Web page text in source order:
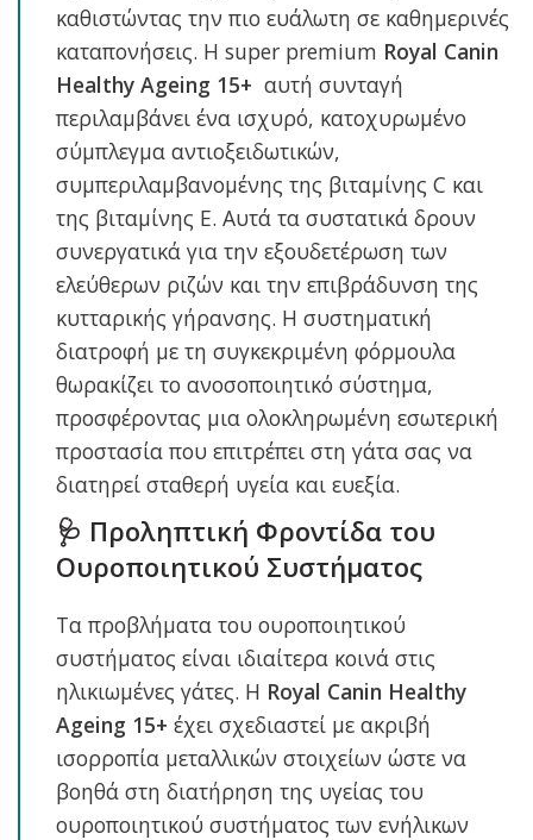
καθιστώντας την πιο ευάλωτη σε καθημερινές
καταπονήσεις. Η super premium Royal Canin
Healthy Ageing 15+ αυτή συνταγή
περιλαμβάνει ένα ισχυρό, κατοχυρωμένο
σύμπλεγμα αντιοξειδωτικών,
συμπεριλαμβανομένης της βιταμίνης C και
της βιταμίνης E. Αυτά τα συστατικά δρουν
συνεργατικά για την εξουδετέρωση των
ελεύθερων ριζών και την επιβράδυνση της
κυτταρικής γήρανσης. Η συστηματική
διατροφή με τη συγκεκριμένη φόρμουλα
θωρακίζει το ανοσοποιητικό σύστημα,
προσφέροντας μια ολοκληρωμένη εσωτερική
προστασία που επιτρέπει στη γάτα σας να
διατηρεί σταθερή υγεία και ευεξία.
🩺 Προληπτική Φροντίδα του
Ουροποιητικού Συστήματος
Τα προβλήματα του ουροποιητικού
συστήματος είναι ιδιαίτερα κοινά στις
ηλικιωμένες γάτες. Η Royal Canin Healthy
Ageing 15+ έχει σχεδιαστεί με ακριβή
ισορροπία μεταλλικών στοιχείων ώστε να
βοηθά στη διατήρηση της υγείας του
ουροποιητικού συστήματος των ενήλικων